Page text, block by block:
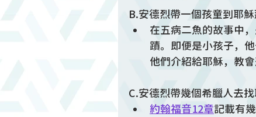
B.安德烈帶一個孩童到耶
在五病二魚的故事中
蹟。即便是小孩子，
他們介紹給耶穌，教
C.安德烈帶幾個希臘人去
約翰福音12章記載有